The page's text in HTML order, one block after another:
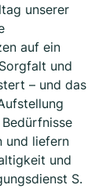
unserer
auf ein
und
– und das
und liefern
und
S.